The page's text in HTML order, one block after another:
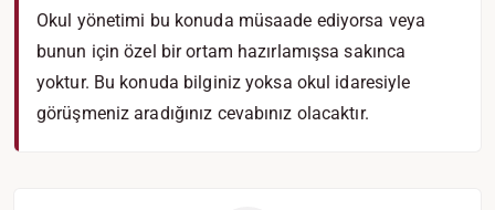
Okul yönetimi bu konuda müsaade ediyorsa veya
bunun için özel bir ortam hazırlamışsa sakınca
yoktur. Bu konuda bilginiz yoksa okul idaresiyle
görüşmeniz aradığınız cevabınız olacaktır.